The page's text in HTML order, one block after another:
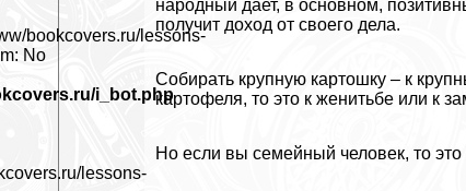
народный дает, в основном,
получит доход от своего дела.
Собирать крупную картошку – к
картофеля, то это к женитьбе или к
Но если вы семейный человек, то
bookcovers.ru/lessons-
No
i_bot.php
lessons-